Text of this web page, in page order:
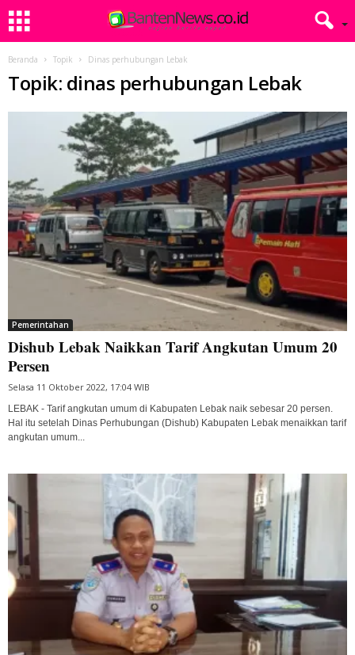
Beranda Topik Dinas perhubungan Lebak
Topik: dinas perhubungan Lebak
Pemerintahan
Dishub Lebak Naikkan Tarif Angkutan Umum 20
Persen
Selasa 11 Oktober 2022, 17:04 WIB
LEBAK - Tarif angkutan umum di Kabupaten Lebak naik sebesar 20 persen.
Hal itu setelah Dinas Perhubungan (Dishub) Kabupaten Lebak menaikkan tarif
angkutan umum...